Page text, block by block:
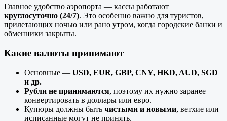
Главное удобство аэропорта — кассы работают
круглосуточно (24/7). Это особенно важно для туристов,
прилетающих ночью или рано утром, когда городские банки и
обменники закрыты.
Какие валюты принимают
Основные — USD, EUR, GBP, CNY, HKD, AUD, SGD
и др.
Рубли не принимаются, поэтому их нужно заранее
конвертировать в доллары или евро.
Купюры должны быть чистыми и новыми, ветхие или
исписанные могут не принять.